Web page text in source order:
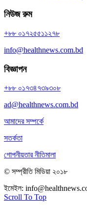
নিউজ রুম
+৮৮ ০১৭২৫৫১১২৭৮
info@healthnews.com.bd
বিজ্ঞাপন
+৮৮ ০১৭৩৪৭৩৯৩০৮
ad@healthnews.com.bd
আমাদের সম্পর্কে
সতর্কতা
গোপনীয়তার নীতিমালা
© সম্প্রীতি মিডিয়া ২০১৮
ইমেইল:
Scroll To Top